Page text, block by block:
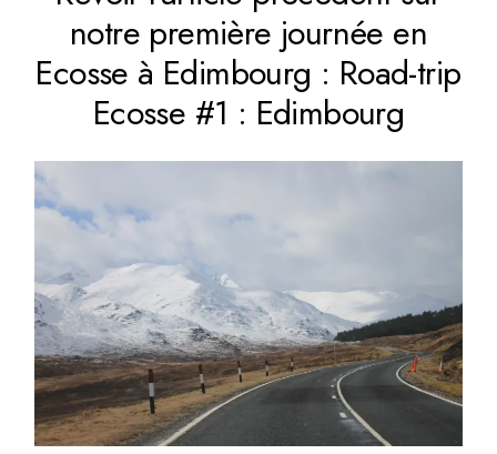
notre première journée en
Ecosse à Edimbourg : Road-trip
Ecosse #1 : Edimbourg